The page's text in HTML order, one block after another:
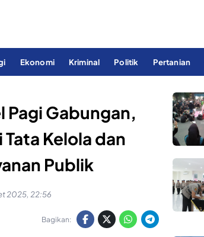
Ekonomi Kriminal Politik Pertanian
Pagi Gabungan,
Kelola dan
Publik
2025, 22:56
Bagikan: